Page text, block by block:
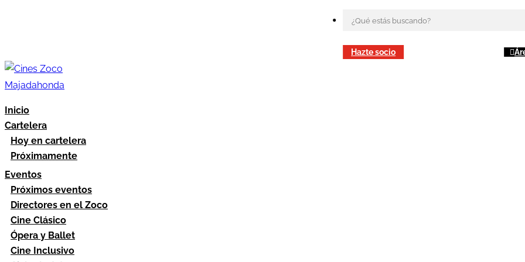
Hazte socio
Inicio
Cartelera
Hoy en cartelera
Próximamente
Eventos
Próximos eventos
Directores en el Zoco
Cine Clásico
Ópera y Ballet
Cine Inclusivo